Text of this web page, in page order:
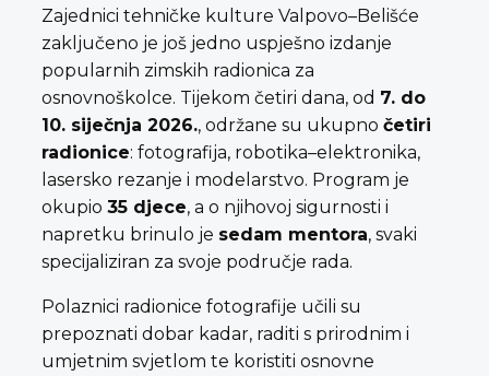
Zajednici tehničke kulture Valpovo–Belišće
zaključeno je još jedno uspješno izdanje
popularnih zimskih radionica za
osnovnoškolce. Tijekom četiri dana, od 7. do
10. siječnja 2026., održane su ukupno četiri
radionice: fotografija, robotika–elektronika,
lasersko rezanje i modelarstvo. Program je
okupio 35 djece, a o njihovoj sigurnosti i
napretku brinulo je sedam mentora, svaki
specijaliziran za svoje područje rada.
Polaznici radionice fotografije učili su
prepoznati dobar kadar, raditi s prirodnim i
umjetnim svjetlom te koristiti osnovne